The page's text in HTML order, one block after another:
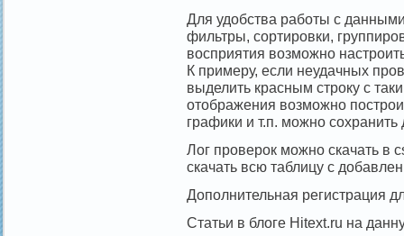
Для удобства работы с
фильтры, сортировки,
восприятия возможно
К примеру, если неудачных
выделить красным строку с
отображения возможно
графики и т.п. можно
Лог проверок можно скачать в
скачать всю таблицу с
Дополнительная регистрация
Статьи в блоге Hitext.ru на